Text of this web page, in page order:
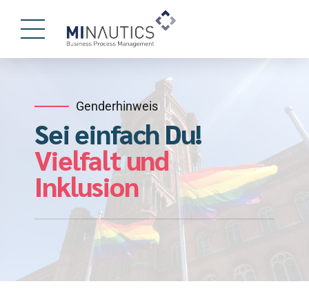
Genderhinweis
Sei einfach Du!
Vielfalt und
Inklusion